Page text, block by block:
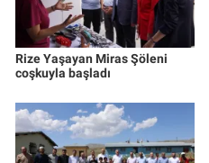
Rize Yaşayan Miras Şöleni
coşkuyla başladı